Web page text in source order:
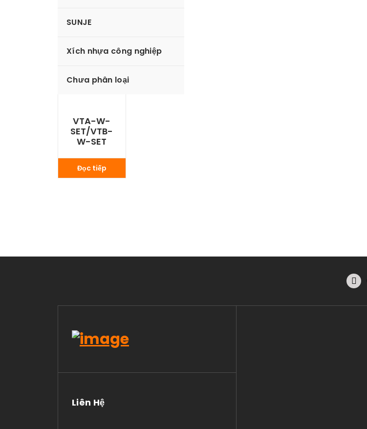
SUNJE
Xích nhựa công nghiệp
Chưa phân loại
VTA-W-
SET/VTB-
W-SET
Đọc tiếp
Liên Hệ